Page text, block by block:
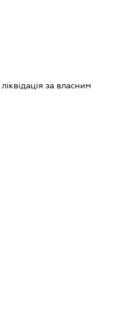
лiквiдацiя за власним